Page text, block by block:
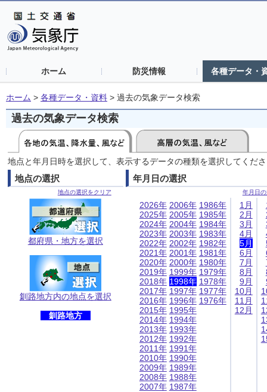
ホーム 防災情報 各種データ・
ホーム > 各種データ・資料 > 過去の気象データ検索
過去の気象データ検索
地点と年月日時を選択して、表示するデータの種類を選択してくだ
地点の選択
地点の選択をクリア
都府県・地方を選択
釧路地方内の地点を選択
釧路地方
年月日の選択
年月日
2026年
2025年
2024年
2023年
2022年
2021年
2020年
2019年
2018年
2017年
2016年
2015年
2014年
2013年
2012年
2011年
2010年
2009年
2008年
2007年
2006年
2005年
2004年
2003年
2002年
2001年
2000年
1999年
1998年
1997年
1996年
1995年
1994年
1993年
1992年
1991年
1990年
1989年
1988年
1987年
1986年
1985年
1984年
1983年
1982年
1981年
1980年
1979年
1978年
1977年
1976年
1月
2月
3月
4月
5月
6月
7月
8月
9月
10月
11月
12月